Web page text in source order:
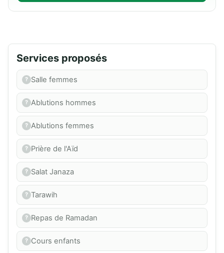
Services proposés
Salle femmes
Ablutions hommes
Ablutions femmes
Prière de l'Aïd
Salat Janaza
Tarawih
Repas de Ramadan
Cours enfants